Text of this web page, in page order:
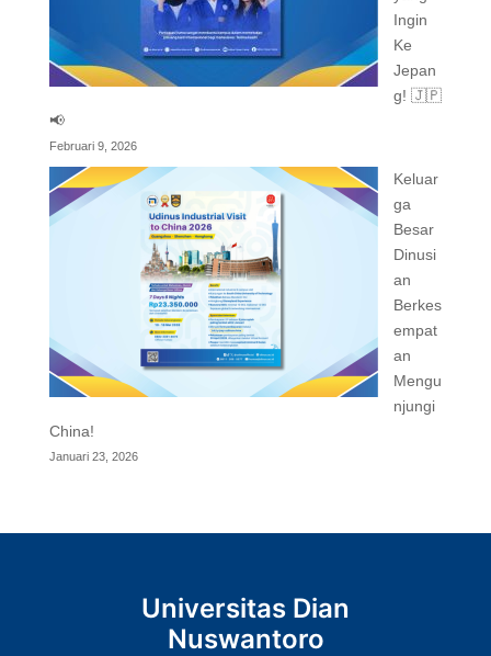
Ingin
Ke
Jepan
g! 🇯🇵
📢
Februari 9, 2026
Keluar
ga
Besar
Dinusi
an
Berkes
empat
an
Mengu
njungi
China!
Januari 23, 2026
Universitas Dian
Nuswantoro